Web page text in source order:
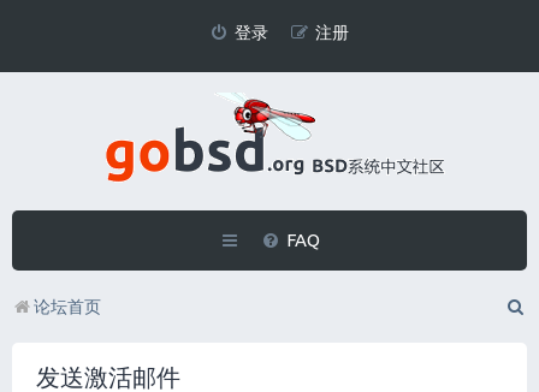
登录 注册
FAQ
论坛首页
发送激活邮件